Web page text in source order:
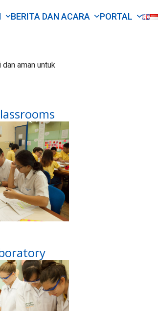
BERITA DAN ACARA PORTAL
aman untuk